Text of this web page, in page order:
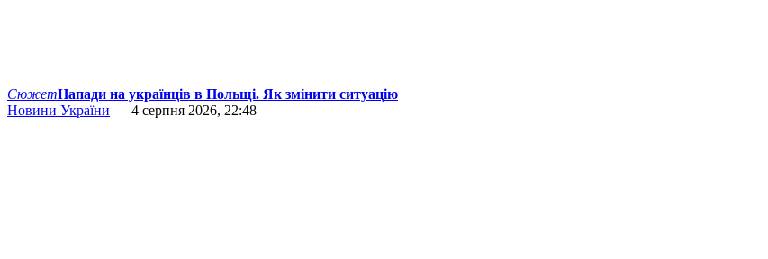
СюжетНапади на українців в Польщі. Як змінити ситуацію
Новини України — 4 серпня 2026, 22:48